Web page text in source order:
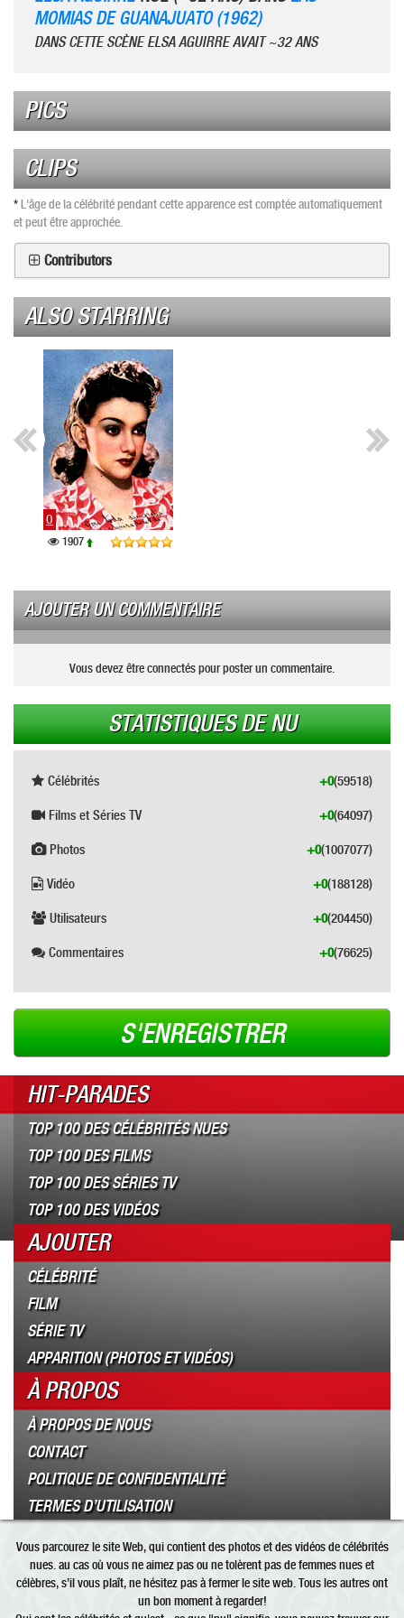
MOMIAS DE GUANAJUATO (1962)
DANS CETTE SCÈNE ELSA AGUIRRE AVAIT ~32 ANS
PICS
CLIPS
*L'âge de la célébrité pendant cette apparence est comptée automatiquement
et peut être approchée.
Contributors
ALSO STARRING
0
1907
AJOUTER UN COMMENTAIRE
Vous devez être connectés pour poster un commentaire.
STATISTIQUES DE NU
Célébrités (59518)
+0
Films et Séries TV (64097)
+0
Photos (1007077)
+0
Vidéo (188128)
+0
Utilisateurs (204450)
+0
Commentaires (76625)
+0
S'ENREGISTRER
HIT-PARADES
TOP 100 DES CÉLÉBRITÉS NUES
TOP 100 DES FILMS
TOP 100 DES SÉRIES TV
TOP 100 DES VIDÉOS
AJOUTER
CÉLÉBRITÉ
FILM
SÉRIE TV
APPARITION (PHOTOS ET VIDÉOS)
À PROPOS
À PROPOS DE NOUS
CONTACT
POLITIQUE DE CONFIDENTIALITÉ
TERMES D’UTILISATION
Vous parcourez le site Web, qui contient des photos et des vidéos de célébrités
nues. au cas où vous ne aimez pas ou ne tolèrent pas de femmes nues et
célèbres, s’il vous plaît, ne hésitez pas à fermer le site web. Tous les autres ont
un bon moment à regarder!